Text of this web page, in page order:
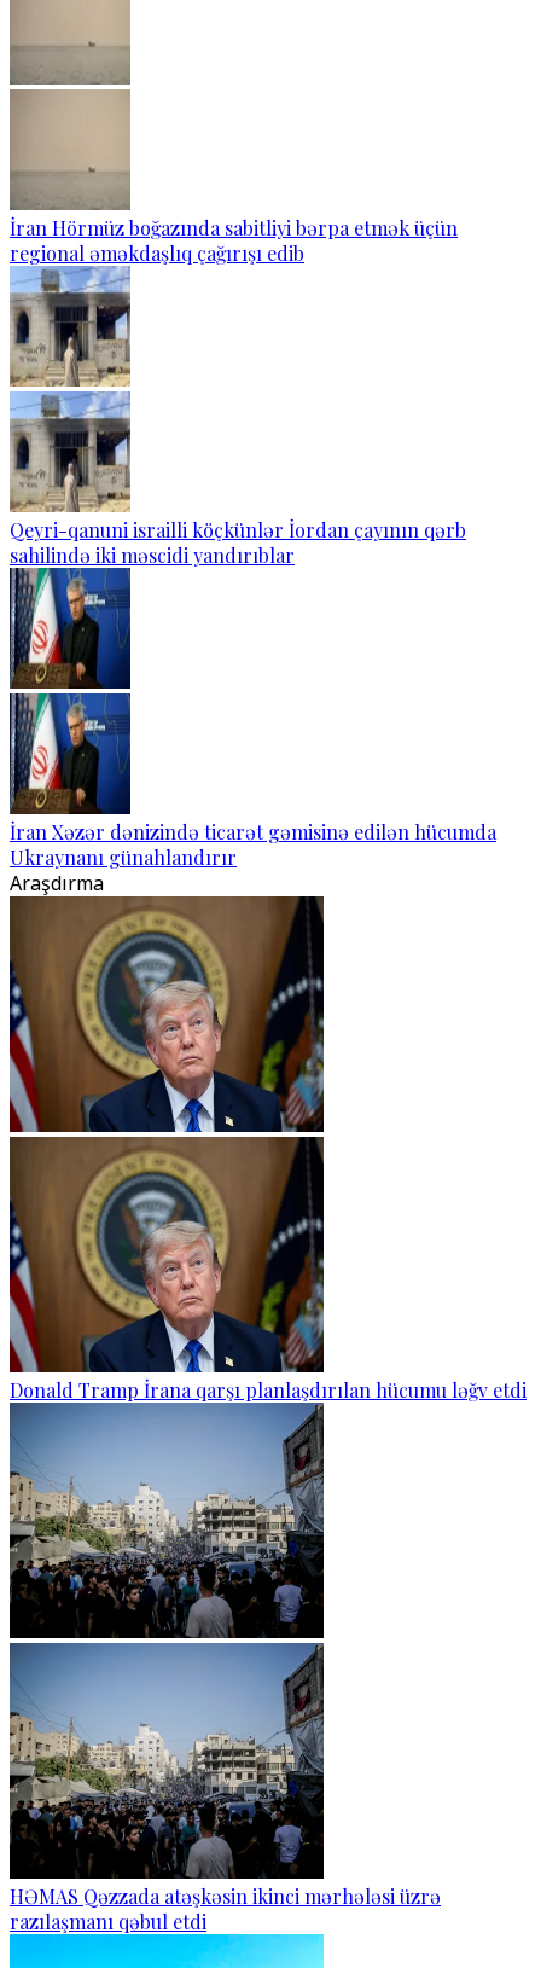
İran Hörmüz boğazında sabitliyi bərpa etmək üçün
regional əməkdaşlıq çağırışı edib
Qeyri-qanuni israilli köçkünlər İordan çayının qərb
sahilində iki məscidi yandırıblar
İran Xəzər dənizində ticarət gəmisinə edilən hücumda
Ukraynanı günahlandırır
Araşdırma
Donald Tramp İrana qarşı planlaşdırılan hücumu ləğv etdi
HƏMAS Qəzzada atəşkəsin ikinci mərhələsi üzrə
razılaşmanı qəbul etdi